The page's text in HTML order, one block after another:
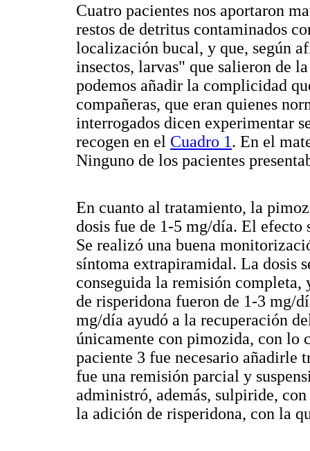
Cuatro pacientes nos aportaron
restos de detritus contaminados
localización bucal, y que, según
insectos, larvas" que salieron de
podemos añadir la complicidad
compañeras, que eran quienes
interrogados dicen experimentar
recogen en el Cuadro 1. En el
Ninguno de los pacientes
En cuanto al tratamiento, la
dosis fue de 1-5 mg/día. El efecto
Se realizó una buena
síntoma extrapiramidal. La dosis
conseguida la remisión completa,
de risperidona fueron de 1-3 mg/
mg/día ayudó a la recuperación
únicamente con pimozida, con lo
paciente 3 fue necesario añadirle
fue una remisión parcial y
administró, además, sulpiride,
la adición de risperidona, con la